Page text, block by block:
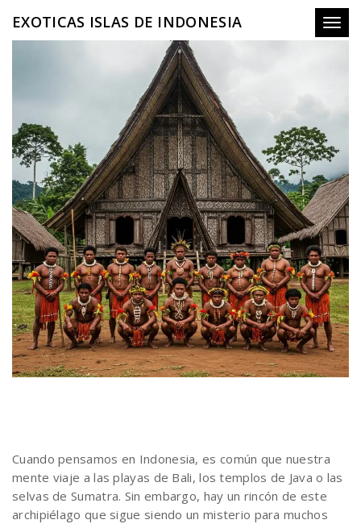
EXOTICAS ISLAS DE INDONESIA
Cuando pensamos en Indonesia, es común que nuestra
mente viaje a las playas de Bali, los templos de Java o las
selvas de Sumatra. Sin embargo, hay un rincón de este
archipiélago que sigue siendo un misterio para muchos